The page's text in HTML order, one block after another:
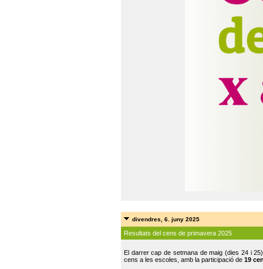
divendres, 6. juny 2025
Resultats del cens de primavera 2025
El darrer cap de setmana de maig (dies 24 i
cens a les escoles, amb la participació de 19